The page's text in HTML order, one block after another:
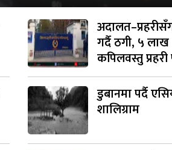
गर्दै ठगी, ५
कपिलवस्तु
डुबानमा पर्दै
शालिग्राम